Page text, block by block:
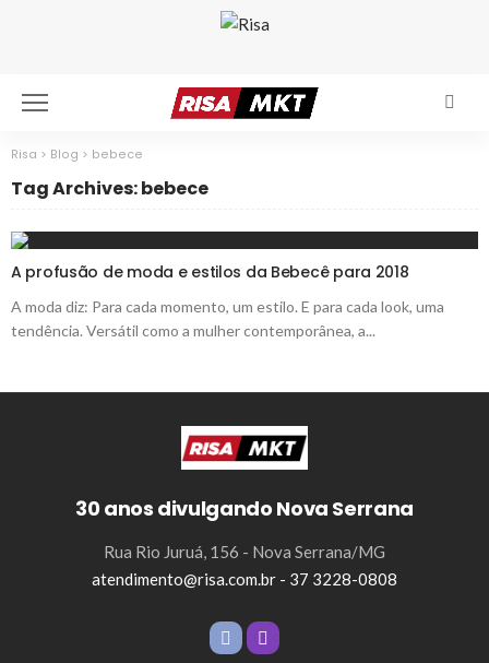
Risa > Blog > bebece
Tag Archives: bebece
A profusão de moda e estilos da Bebecê para 2018
A moda diz: Para cada momento, um estilo. E para cada look, uma
tendência. Versátil como a mulher contemporânea, a...
30 anos divulgando Nova Serrana
Rua Rio Juruá, 156 - Nova Serrana/MG
atendimento@risa.com.br - 37 3228-0808